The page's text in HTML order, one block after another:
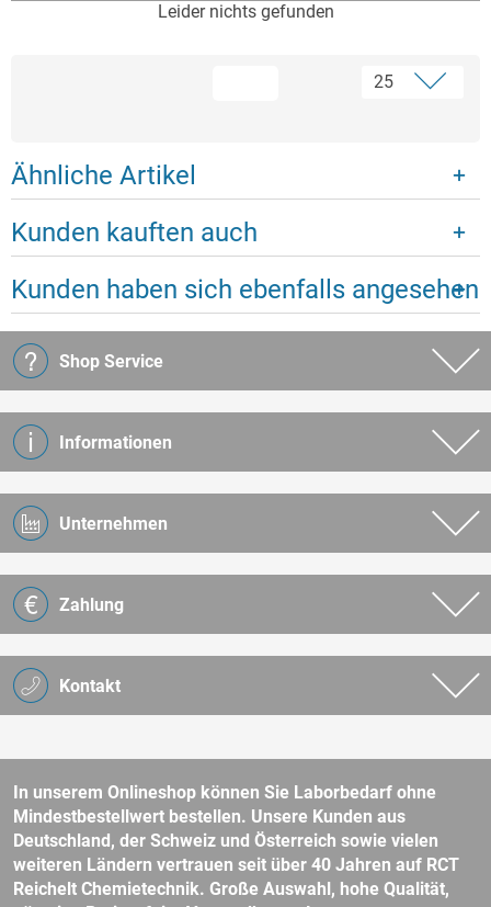
Preis
Leider nichts gefunden
Ähnliche Artikel
Kunden kauften auch
Kunden haben sich ebenfalls angesehen
Kontakt
Shop Service
Informationen
Unternehmen
Zahlung
In unserem Onlineshop können Sie Laborbedarf ohne
Mindestbestellwert bestellen. Unsere Kunden aus
Deutschland, der Schweiz und Österreich sowie vielen
weiteren Ländern vertrauen seit über 40 Jahren auf RCT
Reichelt Chemietechnik. Große Auswahl, hohe Qualität,